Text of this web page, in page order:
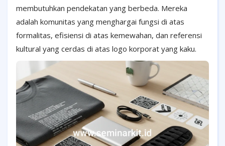
membutuhkan pendekatan yang berbeda. Mereka
adalah komunitas yang menghargai fungsi di atas
formalitas, efisiensi di atas kemewahan, dan referensi
kultural yang cerdas di atas logo korporat yang kaku.